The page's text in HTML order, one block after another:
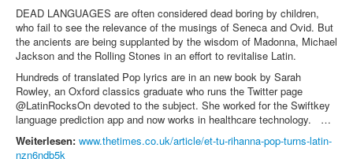
DEAD LANGUAGES are often considered dead boring by children,
who fail to see the relevance of the musings of Seneca and Ovid. But
the ancients are being supplanted by the wisdom of Madonna, Michael
Jackson and the Rolling Stones in an effort to revitalise Latin.
Hundreds of translated Pop lyrics are in an new book by Sarah
Rowley, an Oxford classics graduate who runs the Twitter page
@LatinRocksOn devoted to the subject. She worked for the Swiftkey
language prediction app and now works in healthcare technology. …
Weiterlesen: www.thetimes.co.uk/article/et-tu-rihanna-pop-turns-latin-
nzn6ndb5k